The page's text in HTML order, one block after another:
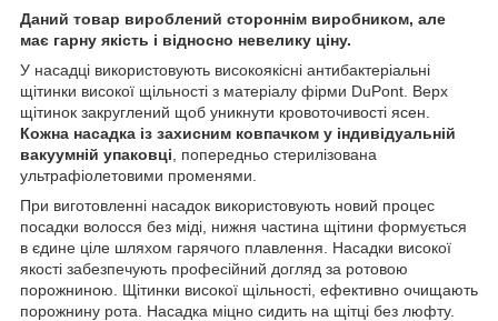
Даний товар вироблений стороннім виробником, але
має гарну якість і відносно невелику ціну.
У насадці використовують високоякісні антибактеріальні
щітинки високої щільності з матеріалу фірми DuPont. Верх
щітинок закруглений щоб уникнути кровоточивості ясен.
Кожна насадка із захисним ковпачком у індивідуальній
вакуумній упаковці , попередньо стерилізована
ультрафіолетовими променями.
При виготовленні насадок використовують новий процес
посадки волосся без міді, нижня частина щітини формується
в єдине ціле шляхом гарячого плавлення. Насадки високої
якості забезпечують професійний догляд за ротовою
порожниною. Щітинки високої щільності, ефективно очищають
порожнину рота. Насадка міцно сидить на щітці без люфту.